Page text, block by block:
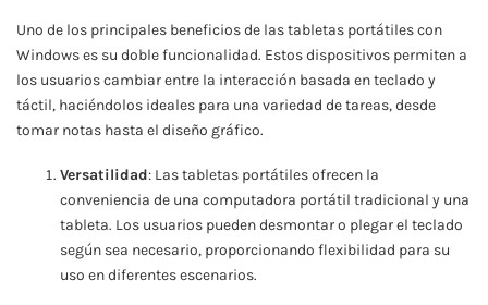
Uno de los principales beneficios de las tabletas portátiles con
Windows es su doble funcionalidad. Estos dispositivos permiten a
los usuarios cambiar entre la interacción basada en teclado y
táctil, haciéndolos ideales para una variedad de tareas, desde
tomar notas hasta el diseño gráfico.
Versatilidad: Las tabletas portátiles ofrecen la
conveniencia de una computadora portátil tradicional y una
tableta. Los usuarios pueden desmontar o plegar el teclado
según sea necesario, proporcionando flexibilidad para su
uso en diferentes escenarios.